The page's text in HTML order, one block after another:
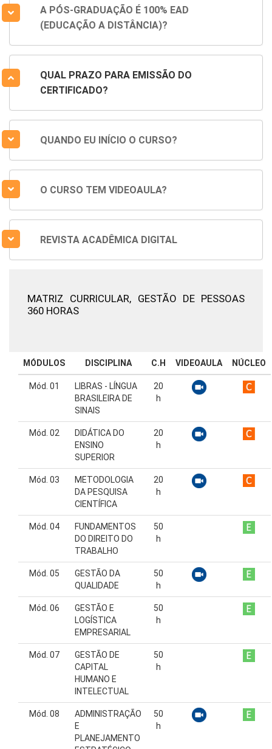
A PÓS-GRADUAÇÃO É 100% EAD
(EDUCAÇÃO A DISTÂNCIA)?
QUAL PRAZO PARA EMISSÃO DO
CERTIFICADO?
QUANDO EU INÍCIO O CURSO?
O CURSO TEM VIDEOAULA?
REVISTA ACADÊMICA DIGITAL
MATRIZ CURRICULAR, GESTÃO DE PESSOAS
360 HORAS
MÓDULOS DISCIPLINA C.H VIDEOAULA NÚCLEO
Mód. 01
LIBRAS - LÍNGUA
BRASILEIRA DE
SINAIS
20
h
Mód. 02
DIDÁTICA DO
ENSINO
SUPERIOR
20
h
Mód. 03
METODOLOGIA
DA PESQUISA
CIENTÍFICA
20
h
Mód. 04
FUNDAMENTOS
DO DIREITO DO
TRABALHO
50
h
Mód. 05
GESTÃO DA
QUALIDADE
50
h
Mód. 06
GESTÃO E
LOGÍSTICA
EMPRESARIAL
50
h
Mód. 07
GESTÃO DE
CAPITAL
HUMANO E
INTELECTUAL
50
h
Mód. 08
ADMINISTRAÇÃO
E
PLANEJAMENTO
50
h